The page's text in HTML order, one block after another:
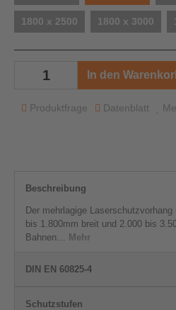
1800 x 2500 1800 x 3000
In den
Produktfrage Datenblatt
Beschreibung
Der mehrlagige
bis 1.800mm breit und 2.000 bis
Bahnen… Mehr
DIN EN 60825-4
Schutzstufen